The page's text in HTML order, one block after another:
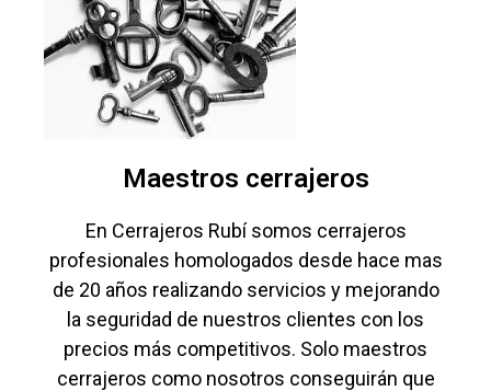
Maestros cerrajeros
En Cerrajeros Rubí somos cerrajeros
profesionales homologados desde hace mas
de 20 años realizando servicios y mejorando
la seguridad de nuestros clientes con los
precios más competitivos. Solo maestros
cerrajeros como nosotros conseguirán que